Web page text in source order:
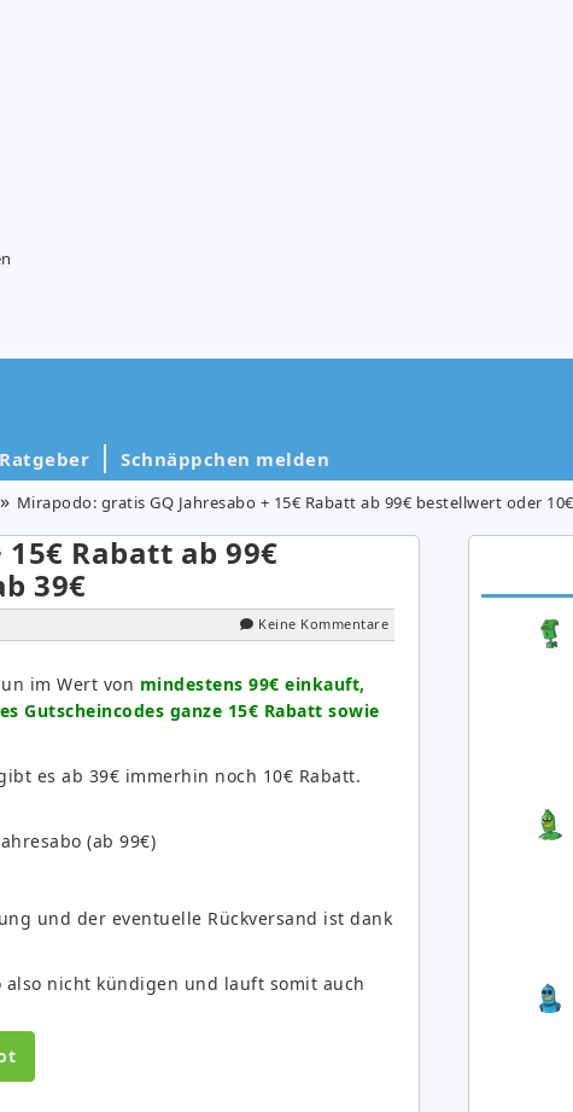
Ratgeber Schnäppchen melden
Mirapodo: gratis GQ Jahresabo + 15€ Rabatt ab 99€ bestellwert oder
Rabatt ab 99€
39€
Keine Kommentare
im Wert von mindestens 99€ einkauft,
Gutscheincodes ganze 15€ Rabatt sowie
es ab 39€ immerhin noch 10€ Rabatt.
(ab 99€)
und der eventuelle Rückversand ist dank
also nicht kündigen und lauft somit auch